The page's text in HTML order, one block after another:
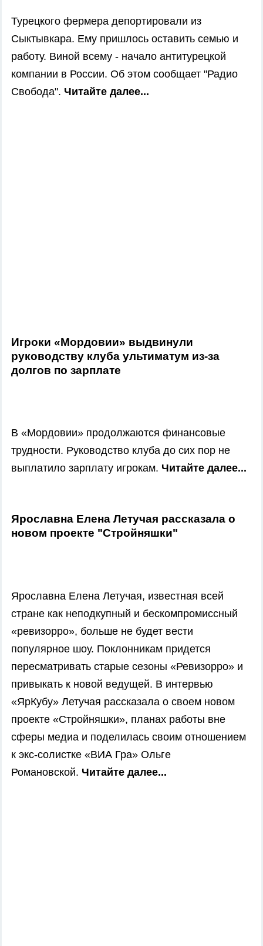
Турецкого фермера депортировали из
Сыктывкара. Ему пришлось оставить семью и
работу. Виной всему - начало антитурецкой
компании в России. Об этом сообщает "Радио
Свобода". Читайте далее...
Игроки «Мордовии» выдвинули
руководству клуба ультиматум из-за
долгов по зарплате
В «Мордовии» продолжаются финансовые
трудности. Руководство клуба до сих пор не
выплатило зарплату игрокам. Читайте далее...
Ярославна Елена Летучая рассказала о
новом проекте "Стройняшки"
Ярославна Елена Летучая, известная всей
стране как неподкупный и бескомпромиссный
«ревизорро», больше не будет вести
популярное шоу. Поклонникам придется
пересматривать старые сезоны «Ревизорро» и
привыкать к новой ведущей. В интервью
«ЯрКубу» Летучая рассказала о своем новом
проекте «Стройняшки», планах работы вне
сферы медиа и поделилась своим отношением
к экс-солистке «ВИА Гра» Ольге
Романовской. Читайте далее...